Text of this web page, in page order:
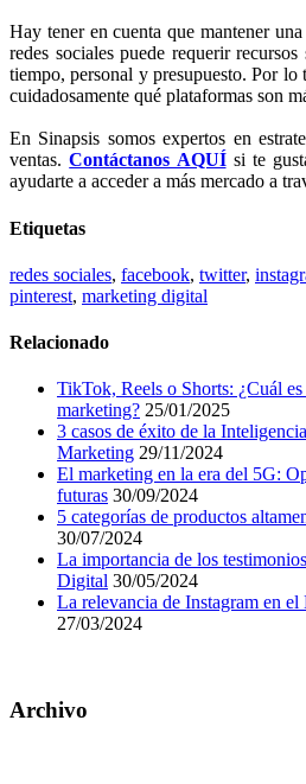
Hay tener en cuenta que mantener
redes sociales puede requerir
tiempo, personal y presupuesto. Por lo
cuidadosamente qué plataformas son
En Sinapsis somos expertos en
ventas.Contáctanos AQUÍsi te
ayudarte a acceder a más mercado a
Etiquetas
redes sociales, facebook, twitter,
pinterest, marketing digital
Relacionado
TikTok, Reels o Shorts: ¿Cuál
marketing? 25/01/2025
3 casos de éxito de la
Marketing 29/11/2024
El marketing en la era del 5G:
futuras 30/09/2024
5 categorías de productos
30/07/2024
La importancia de los
Digital 30/05/2024
La relevancia de Instagram en
27/03/2024
Archivo